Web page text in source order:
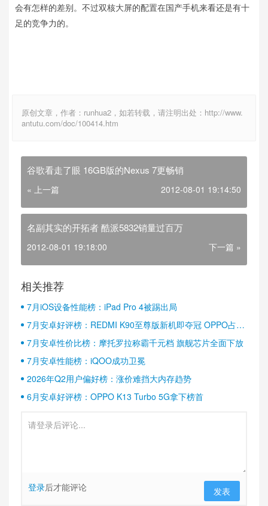
会有怎样的差别。不过双核大屏的配置在国产手机来看还是有十
足的竞争力的。
原创文章，作者：runhua2，如若转载，请注明出处：http://www.
antutu.com/doc/100414.htm
谷歌看走了眼 16GB版的Nexus 7更畅销
« 上一篇 2012-08-01 19:14:50
名副其实的开拓者 酷派5832销量过百万
2012-08-01 19:18:00 下一篇 »
相关推荐
7月iOS设备性能榜：iPad Pro 4被踢出局
7月安卓好评榜：REDMI K90至尊版新机即夺冠 OPPO占据
半壁江山
7月安卓性价比榜：摩托罗拉称霸千元档 旗舰芯片全面下放
7月安卓性能榜：iQOO成功卫冕
2026年Q2用户偏好榜：涨价难挡大内存趋势
6月安卓好评榜：OPPO K13 Turbo 5G拿下榜首
登录后才能评论 发表